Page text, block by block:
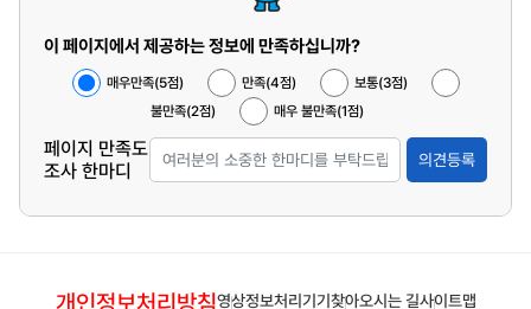
이 페이지에서 제공하는 정보에 만족하십니까?
매우만족(5점) 만족(4점)
보통(3점)
불만족(2점)
매우 불만족(1점)
페이지 만족도
조사 한마디
의견등록
개인정보처리방침영상정보처리기기 찾아오시는 길사이트맵